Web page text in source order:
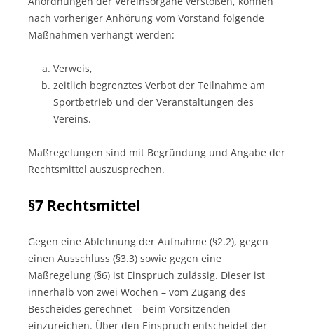
nach vorheriger Anhörung vom Vorstand folgende
Maßnahmen verhängt werden:
Verweis,
zeitlich begrenztes Verbot der Teilnahme am
Sportbetrieb und der Veranstaltungen des
Vereins.
Maßregelungen sind mit Begründung und Angabe der
Rechtsmittel auszusprechen.
§7 Rechtsmittel
Gegen eine Ablehnung der Aufnahme (§2.2), gegen
einen Ausschluss (§3.3) sowie gegen eine
Maßregelung (§6) ist Einspruch zulässig. Dieser ist
innerhalb von zwei Wochen – vom Zugang des
Bescheides gerechnet – beim Vorsitzenden
einzureichen. Über den Einspruch entscheidet der